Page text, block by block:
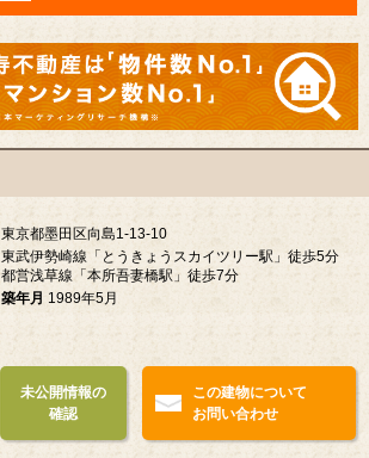
東京都墨田区向島1-13-10
東武伊勢崎線「とうきょうスカイツリー駅」徒歩5分
都営浅草線「本所吾妻橋駅」徒歩7分
築年月 1989年5月
未公開情報の
確認
この建物について
お問い合わせ